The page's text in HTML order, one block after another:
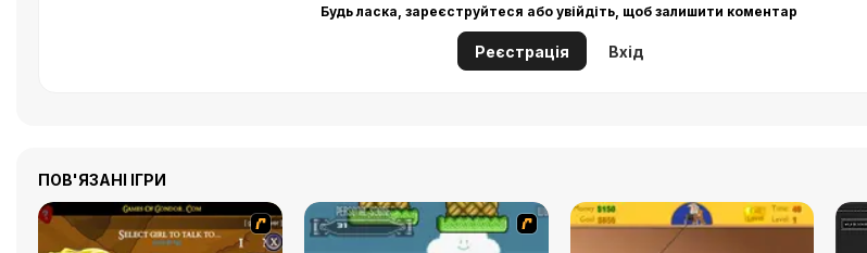
Будь ласка, зареєструйтеся або увійдіть, щоб залишити коментар
Реєстрація Вхід
ПОВ'ЯЗАНІ ІГРИ